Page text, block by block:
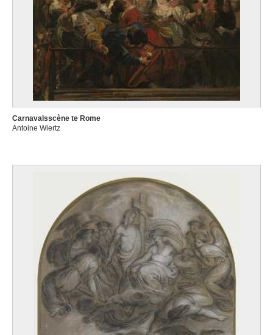
Carnavalsscène te Rome
Antoine Wiertz